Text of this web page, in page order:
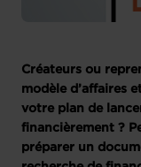
Créateurs ou
modèle d’affaires
votre plan de
financièrement ?
préparer un